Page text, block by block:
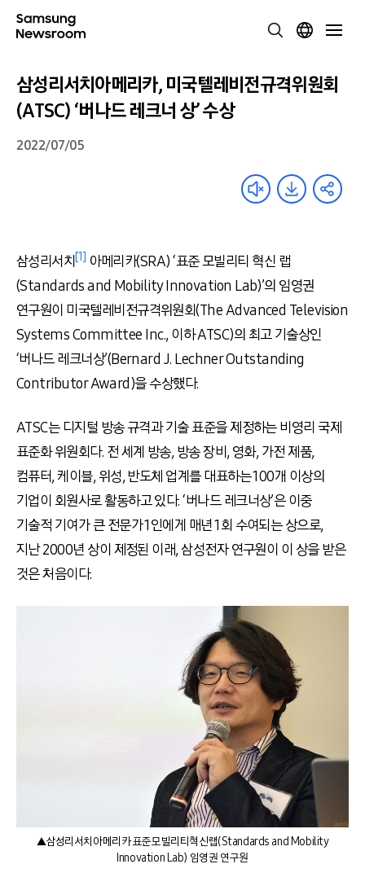
삼성리서치아메리카, 미국텔레비전규격위원회
(ATSC) ‘버나드 레크너 상’ 수상
2022/07/05
삼성리서치[1] 아메리카(SRA) ‘표준 모빌리티 혁신 랩
(Standards and Mobility Innovation Lab)’의 임영권
연구원이 미국텔레비전규격위원회(The Advanced Television
Systems Committee Inc., 이하ATSC)의 최고 기술상인
‘버나드 레크너상’(Bernard J. Lechner Outstanding
Contributor Award)을 수상했다.
ATSC는 디지털 방송 규격과 기술 표준을 제정하는 비영리 국제
표준화 위원회다. 전 세계 방송, 방송 장비 , 영화, 가전 제품,
컴퓨터,케이블, 위성,반도체 업계를 대표하는100개 이상의
기업이 회원사로 활동하고 있다. ‘버나드 레크너상’은 이중
기술적 기여가 큰 전문가1인에게 매년1회 수여되는 상으로,
지난2000년 상이 제정된 이래,삼성전자 연구원이 이 상을 받은
것은 처음이다.
▲삼성리서치아메리카 표준모빌리티혁신랩(Standards and Mobility
Innovation Lab) 임영권 연구원